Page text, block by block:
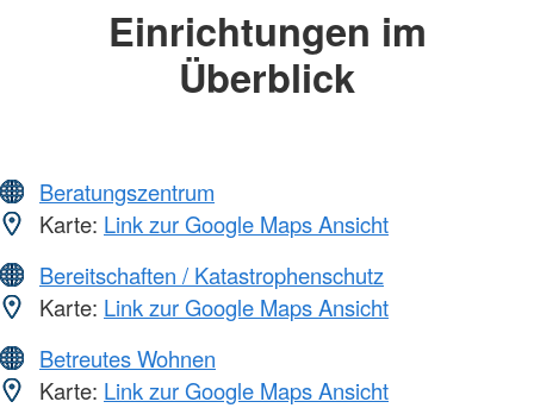
Einrichtungen im
Überblick
Beratungszentrum
Karte: Link zur Google Maps Ansicht
Bereitschaften / Katastrophenschutz
Karte: Link zur Google Maps Ansicht
Betreutes Wohnen
Karte: Link zur Google Maps Ansicht